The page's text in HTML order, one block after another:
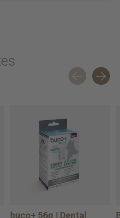
buco+ 56g | Dental